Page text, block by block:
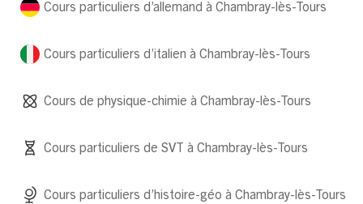
Cours particuliers d’histoire-géo à Chambray-lès-Tours
Cours particuliers d’allemand à Chambray-lès-Tours
Cours particuliers d’italien à Chambray-lès-Tours
Cours de physique-chimie à Chambray-lès-Tours
Cours particuliers de SVT à Chambray-lès-Tours